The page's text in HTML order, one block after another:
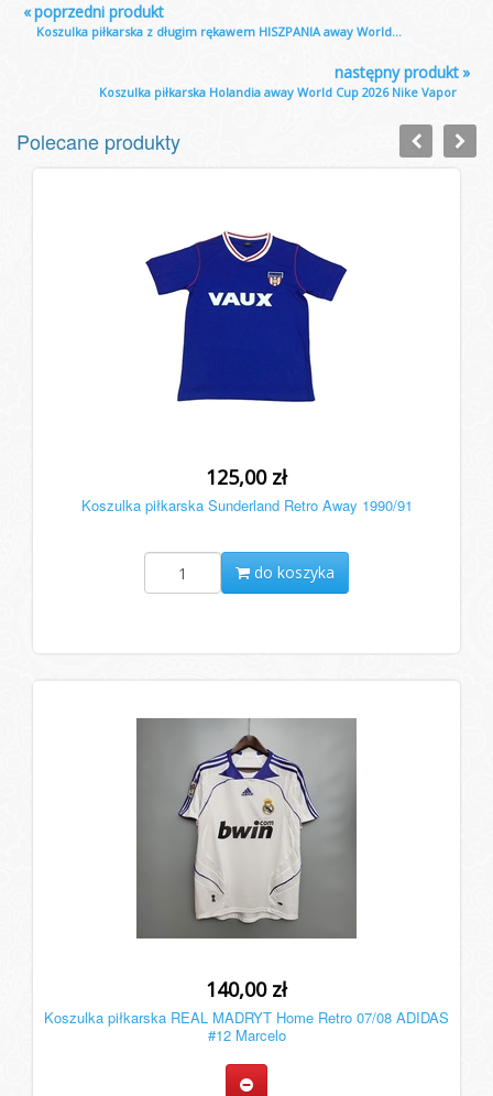
«poprzedni produkt
Koszulka piłkarska z długim rękawem HISZPANIA away World...
»
następny produkt
Koszulka piłkarska Holandia away World Cup 2026 Nike Vapor
Polecane produkty
125,00 zł
Koszulka piłkarska Sunderland Retro Away 1990/91
do koszyka
140,00 zł
Koszulka piłkarska REAL MADRYT Home Retro 07/08 ADIDAS
#12 Marcelo